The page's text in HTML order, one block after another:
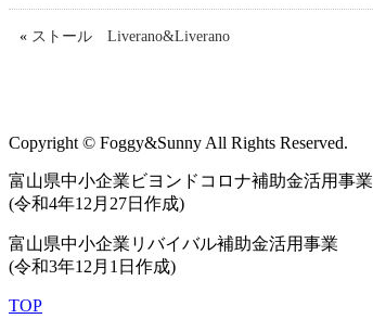
« ストール Liverano&Liverano
Copyright © Foggy&Sunny All Rights Reserved.
富山県中小企業ビヨンドコロナ補助金活用事業
(令和4年12月27日作成)
富山県中小企業リバイバル補助金活用事業
(令和3年12月1日作成)
TOP